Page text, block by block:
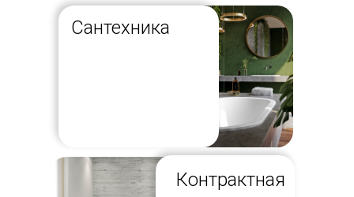
Контрактная
Сантехника